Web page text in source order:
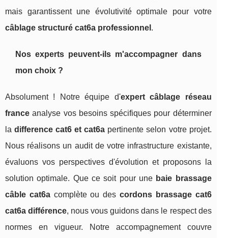
mais garantissent une évolutivité optimale pour votre
câblage structuré cat6a professionnel .
Nos experts peuvent-ils m'accompagner dans
mon choix ?
Absolument ! Notre équipe d'expert câblage réseau
france analyse vos besoins spécifiques pour déterminer
ladifference cat6 et cat6a pertinente selon votre projet.
Nous réalisons un audit de votre infrastructure existante,
évaluons vos perspectives d'évolution et proposons la
solution optimale. Que ce soit pour une baie brassage
câble cat6acomplète ou descordons brassage cat6
cat6a différence, nous vous guidons dans le respect des
normes en vigueur. Notre accompagnement couvre